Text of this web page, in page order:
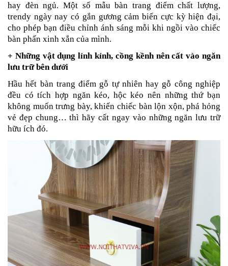
hay đèn ngủ. Một số mẫu bàn trang điểm chất lượng,
trendy ngày nay có gắn gương cảm biến cực kỳ hiện đại,
cho phép bạn điều chỉnh ánh sáng mỗi khi ngồi vào chiếc
bàn phấn xinh xắn của mình.
+ Những vật dụng lỉnh kỉnh, cồng kềnh nên cất vào ngăn
lưu trữ bên dưới
Hầu hết bàn trang điểm gỗ tự nhiên hay gỗ công nghiệp
đều có tích hợp ngăn kéo, hộc kéo nên những thứ bạn
không muốn trưng bày, khiến chiếc bàn lộn xộn, phá hỏng
vẻ đẹp chung… thì hãy cất ngay vào những ngăn lưu trữ
hữu ích đó.